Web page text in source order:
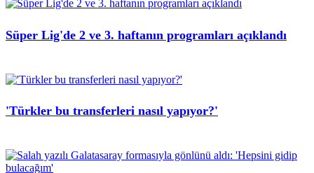
Süper Lig'de 2 ve 3. haftanın programları açıklandı
'Türkler bu transferleri nasıl yapıyor?'